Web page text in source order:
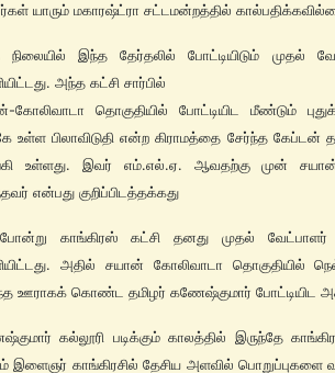
யாரும் மகாரஷ்ட்ரா சட்டமன்றத்தில்
இந்த தேர்தலில் போட்டியிடும் முதல்
அந்த கட்சி சார்பில்
கோலிவாடா தொகுதியில் போட்டியிட மீண்டும்
உள்ள பிலாவிடுதி என்ற கிராமத்தை சேர்ந்த கேப்டன்
உள்ளது. இவர் எம்.எல்.ஏ. ஆவதற்கு முன்
என்பது குறிப்பிடத்தக்கது
காங்கிரஸ் கட்சி தனது முதல் வேட்பாளர்
அதில் சயான் கோலிவாடா தொகுதியில்
ஊராகக் கொண்ட தமிழர் கணேஷ்குமார் போட்டியிட
கல்லூரி படிக்கும் காலத்தில் இருந்தே
இளைஞர் காங்கிரசில் தேசிய அளவில்